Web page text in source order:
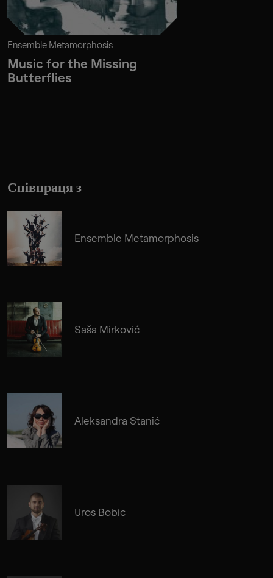
Ensemble Metamorphosis
Music for the Missing
Butterflies
Співпраця з
Ensemble Metamorphosis
Saša Mirković
Aleksandra Stanić
Uros Bobic